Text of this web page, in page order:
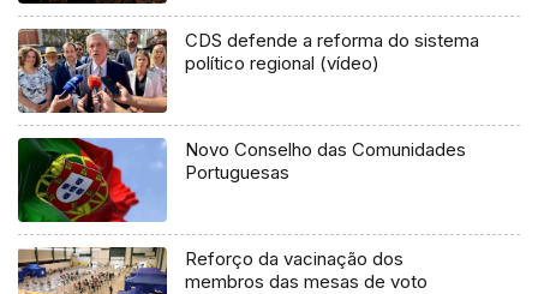
CDS defende a reforma do sistema
político regional (vídeo)
Novo Conselho das Comunidades
Portuguesas
Reforço da vacinação dos
membros das mesas de voto